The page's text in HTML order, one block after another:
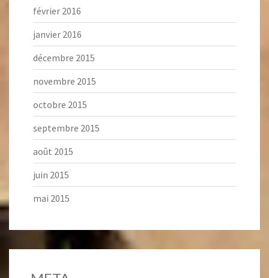
février 2016
janvier 2016
décembre 2015
novembre 2015
octobre 2015
septembre 2015
août 2015
juin 2015
mai 2015